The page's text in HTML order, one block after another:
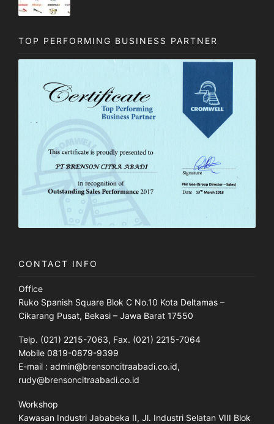
TOP PERFORMING BUSINESS PARTNER
CONTACT INFO
Office
Ruko Spanish Square Blok C No.10 Kota Deltamas –
Cikarang Pusat, Bekasi – Jawa Barat 17550
Telp. (021) 2215-7063, Fax. (021) 2215-7064
Mobile 0819-0879-9399
E-mail : admin@brensoncitraabadi.co.id,
rudy@brensoncitraabadi.co.id
Workshop
Kawasan Industri Jababeka II, Jl. Industri Selatan VIII Blok